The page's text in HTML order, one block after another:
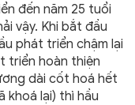
đến năm 25 tuổi
vậy. Khi bắt đầu
phát triển chậm lại
triển hoàn thiện
dài cốt hoá hết
khoá lại) thì hầu